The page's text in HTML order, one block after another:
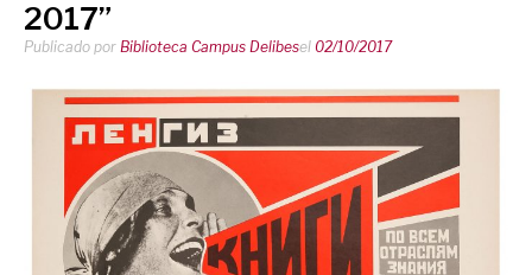
2017”
Publicado por Biblioteca Campus Delibesel 02/10/2017